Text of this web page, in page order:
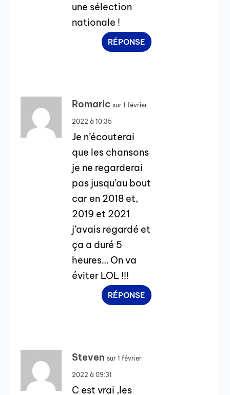
une sélection
nationale !
RÉPONSE
Romaric sur 1 février
2022 à 10:35
Je n’écouterai
que les chansons
je ne regarderai
pas jusqu’au bout
car en 2018 et,
2019 et 2021
j’avais regardé et
ça a duré 5
heures… On va
éviter LOL !!!
RÉPONSE
Steven sur 1 février
2022 à 09:31
C est vrai ,les